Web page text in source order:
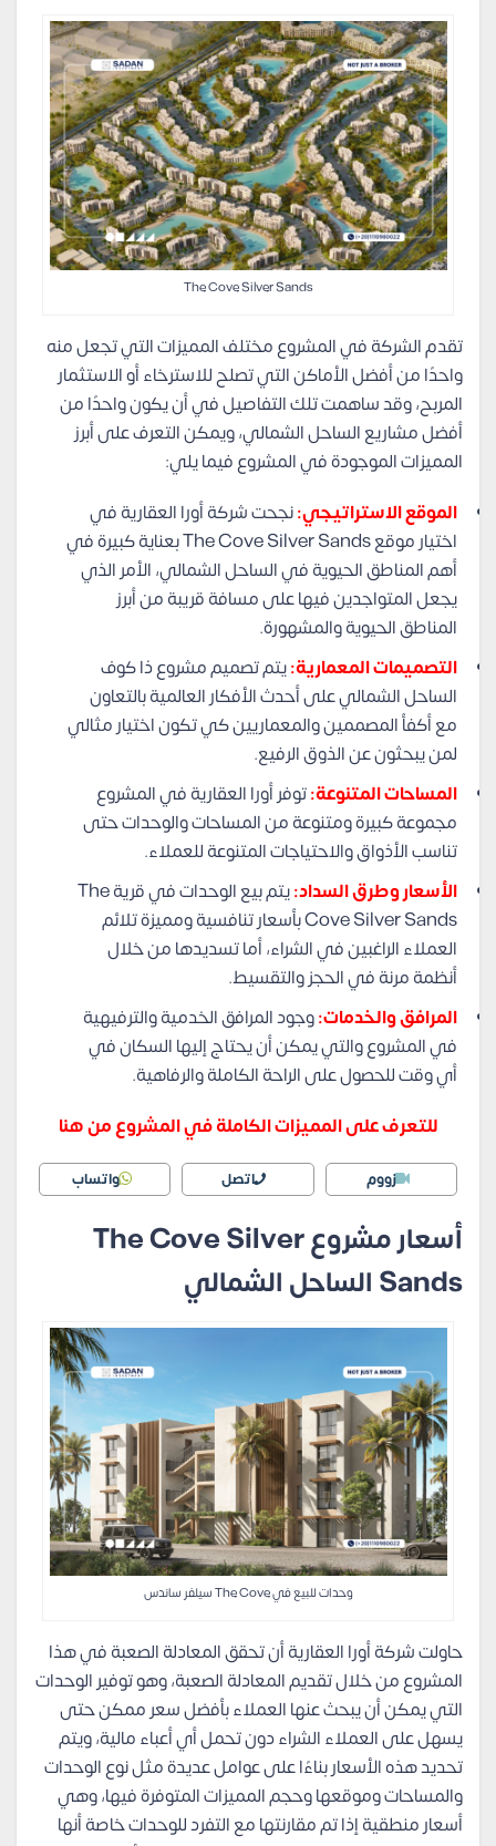
The Cove Silver Sands
تقدم الشركة في المشروع مختلف المميزات التي تجعل منه
واحدًا من أفضل الأماكن التي تصلح للاسترخاء أو الاستثمار
المربح، وقد ساهمت تلك التفاصيل في أن يكون واحدًا من
أفضل مشاريع الساحل الشمالي، ويمكن التعرف على أبرز
المميزات الموجودة في المشروع فيما يلي:
الموقع الاستراتيجي:نجحت شركة أورا العقارية في
اختيار موقع The Cove Silver Sands بعناية كبيرة في
أهم المناطق الحيوية في الساحل الشمالي، الأمر الذي
يجعل المتواجدين فيها على مسافة قريبة من أبرز
المناطق الحيوية والمشهورة.
التصميمات المعمارية:يتم تصميم مشروع ذا كوف
الساحل الشمالي على أحدث الأفكار العالمية بالتعاون
مع أكفأ المصممين والمعماريين كي تكون اختيار مثالي
لمن يبحثون عن الذوق الرفيع.
المساحات المتنوعة:توفر أورا العقارية في المشروع
مجموعة كبيرة ومتنوعة من المساحات والوحدات حتى
تناسب الأذواق والاحتياجات المتنوعة للعملاء.
الأسعار وطرق السداد:
يتم بيع الوحدات في قرية The
Cove Silver Sands بأسعار تنافسية ومميزة تلائم
العملاء الراغبين في الشراء، أما تسديدها من خلال
أنظمة مرنة في الحجز والتقسيط.
المرافق والخدمات:وجود المرافق الخدمية والترفيهية
في المشروع والتي يمكن أن يحتاج إليها السكان في
أي وقت للحصول على الراحة الكاملة والرفاهية.
للتعرف على المميزات الكاملة في المشروع من هنا
زووم اتصل واتساب
أسعار مشروع The Cove Silver
Sands الساحل الشمالي
وحدات للبيع في The Cove سيلفر ساندس
حاولت شركة أورا العقارية أن تحقق المعادلة الصعبة في هذا
المشروع من خلال تقديم المعادلة الصعبة، وهو توفير الوحدات
التي يمكن أن يبحث عنها العملاء بأفضل سعر ممكن حتى
يسهل على العملاء الشراء دون تحمل أي أعباء مالية، ويتم
تحديد هذه الأسعار بناءًا على عوامل عديدة مثل نوع الوحدات
والمساحات وموقعها وحجم المميزات المتوفرة فيها، وهي
أسعار منطقية إذا تم مقارنتها مع التفرد للوحدات خاصة أنها